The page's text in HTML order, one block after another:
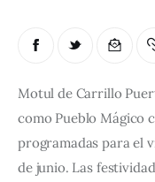
Motul de Carrillo
como Pueblo Mágico
programadas para el
de junio. Las